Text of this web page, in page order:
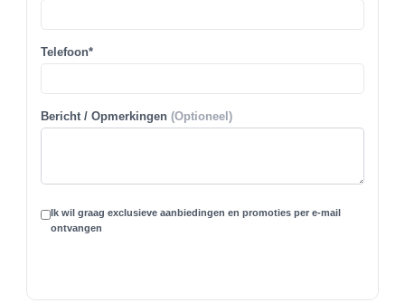
Telefoon*
Bericht / Opmerkingen(Optioneel)
Ik wil graag exclusieve aanbiedingen en promoties per e-mail
ontvangen